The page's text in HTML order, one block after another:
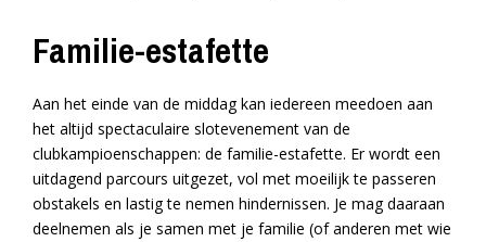
Familie-estafette
Aan het einde van de middag kan iedereen meedoen aan
het altijd spectaculaire slotevenement van de
clubkampioenschappen: de familie-estafette. Er wordt een
uitdagend parcours uitgezet, vol met moeilijk te passeren
obstakels en lastig te nemen hindernissen. Je mag daaraan
deelnemen als je samen met je familie (of anderen met wie